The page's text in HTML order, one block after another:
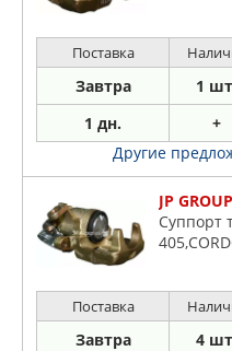
Поставка
Завтра 1
1 дн. +
Другие
JP
Суппорт
Поставка
Завтра 4